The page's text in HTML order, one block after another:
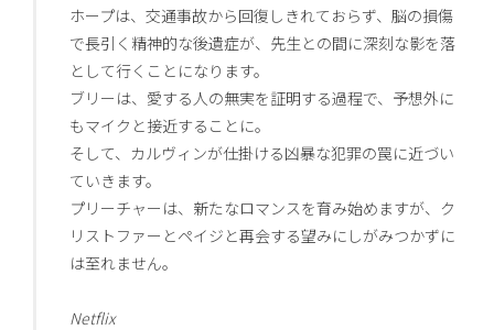
ホープは、交通事故から回復しきれておらず、脳の損傷
で長引く精神的な後遺症が、先生との間に深刻な影を落
として行くことになります。
ブリーは、愛する人の無実を証明する過程で、予想外に
もマイクと接近することに。
そして、カルヴィンが仕掛ける凶暴な犯罪の罠に近づい
ていきます。
プリーチャーは、新たなロマンスを育み始めますが、ク
リストファーとペイジと再会する望みにしがみつかずに
は至れません。
Netflix